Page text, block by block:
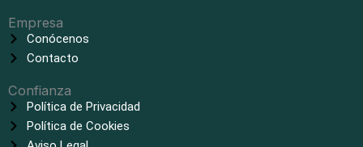
Empresa
Conócenos
Contacto
Confianza
Política de Privacidad
Política de Cookies